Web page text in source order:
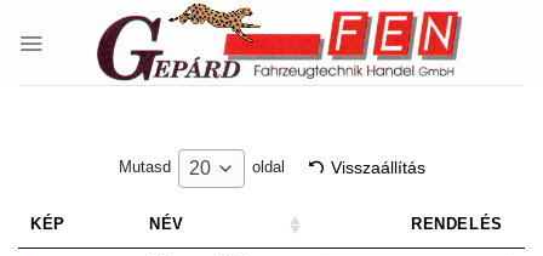
Mutasd 20 oldal Visszaállítás
KÉP NÉV RENDELÉS